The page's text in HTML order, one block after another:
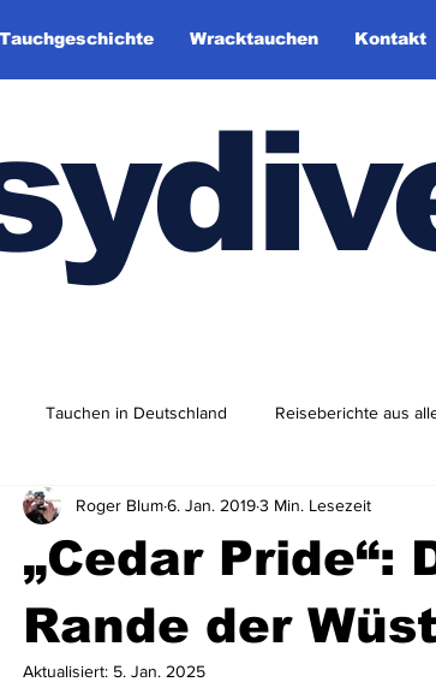
Tauchgeschichte Wracktauchen Kontakt
Tauchen in Deutschland Reiseberichte aus
TauchsportklubAdlershof Arktis &
und Südamerika Australien & Neuseeland
„Cedar Pride“:
Rande der
Roger Blum6. Jan. 20193 Min. Lesezeit
Aktualisiert: 5. Jan. 2025